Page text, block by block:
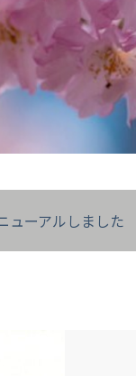
ューアルしました